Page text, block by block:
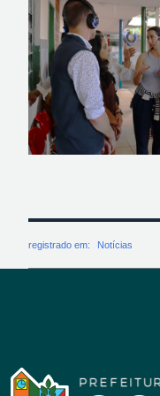
registrado em: Notícias